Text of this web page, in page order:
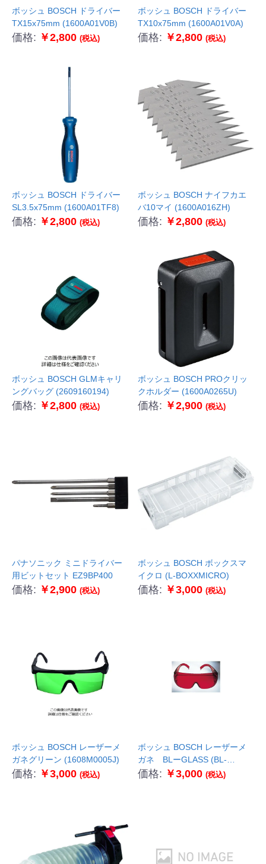
ボッシュ BOSCH ドライバー
TX15x75mm (1600A01V0B)
価格: ￥2,800 (税込)
ボッシュ BOSCH ドライバー
TX10x75mm (1600A01V0A)
価格: ￥2,800 (税込)
ボッシュ BOSCH ドライバー
SL3.5x75mm (1600A01TF8)
価格: ￥2,800 (税込)
ボッシュ BOSCH ナイフカエ
バ10マイ (1600A016ZH)
価格: ￥2,800 (税込)
ボッシュ BOSCH GLMキャリ
ングバッグ (2609160194)
価格: ￥2,800 (税込)
ボッシュ BOSCH PROクリッ
クホルダー (1600A0265U)
価格: ￥2,900 (税込)
パナソニック ミニドライバー
用ビットセット EZ9BP400
価格: ￥2,900 (税込)
ボッシュ BOSCH ボックスマ
イクロ (L-BOXXMICRO)
価格: ￥3,000 (税込)
ボッシュ BOSCH レーザーメ
ガネグリーン (1608M0005J)
価格: ￥3,000 (税込)
ボッシュ BOSCH レーザーメ
ガネ BLーGLASS (BL-
GLASS)
価格: ￥3,000 (税込)